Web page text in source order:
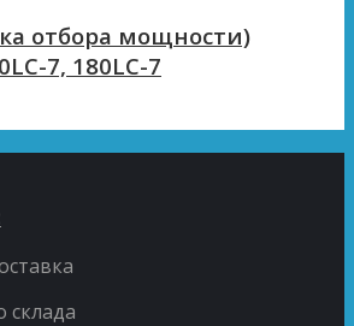
отбора мощности)
7, 180LC-7
склада